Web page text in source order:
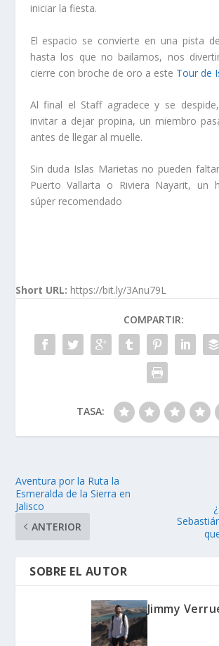
iniciar la fiesta.
El espacio se convierte en una pista
hasta los que no bailamos, nos
cierre con broche de oro a este Tour de
Al final el Staff agradece y se
invitar a dejar propina, un miembro
antes de llegar al muelle.
Sin duda Islas Marietas no pueden
Puerto Vallarta o Riviera Nayarit, un
súper recomendado
Short URL: https://bit.ly/3Anu79L
COMPARTIR:
TASA:
Aventura por la Ruta la
Esmeralda de la Sierra en
Jalisco
ANTERIOR
SOBRE EL AUTOR
Jimmy